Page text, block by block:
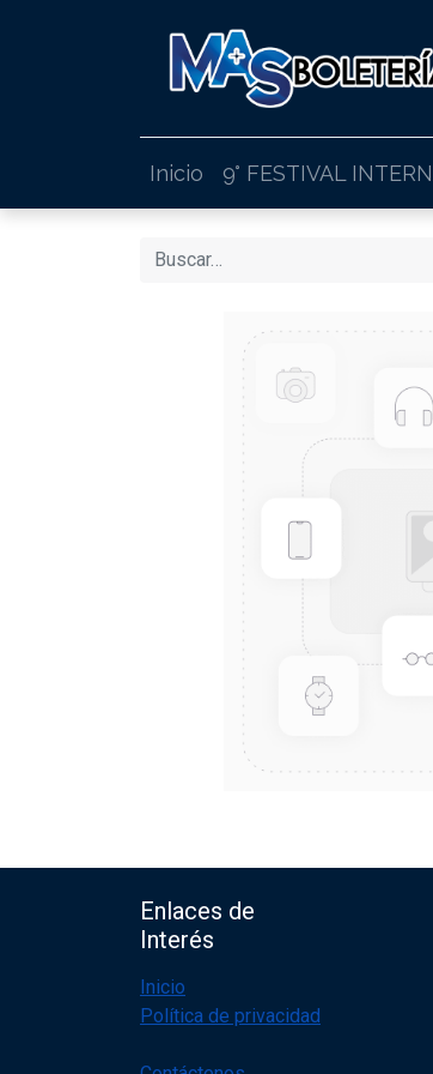
Inicio 9° FESTIVAL
Enlaces de
Interés
Inicio
Política de privacidad